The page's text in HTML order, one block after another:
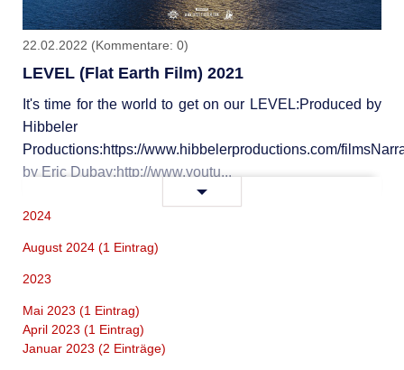
22.02.2022 (Kommentare: 0)
LEVEL (Flat Earth Film) 2021
It's time for the world to get on our LEVEL:Produced by
Hibbeler
Productions:https://www.hibbelerproductions.com/
by Eric Dubay:http://www.youtu...
Film)
2024
August 2024 (1 Eintrag)
2023
Mai 2023 (1 Eintrag)
April 2023 (1 Eintrag)
Januar 2023 (2 Einträge)